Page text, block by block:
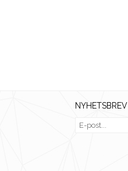
NYHETSBREV